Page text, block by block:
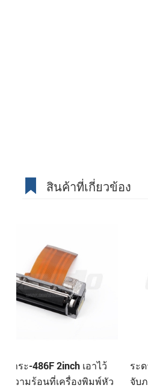
สินค้าที่เกี่ยวข้อง
ระดาษชำระ-487F 2inch เอา
จับภาพความร้อนที่เครื่องพิม